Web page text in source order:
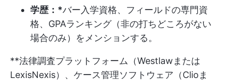
学歴：*バー入学資格、フィールドの専門資
格、GPAランキング（非の打ちどころがない
場合のみ）をメンションする。
**法律調査プラットフォーム（Westlawまたは
LexisNexis）、ケース管理ソフトウェア（Clioま